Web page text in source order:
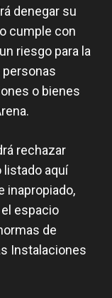
denegar su
cumple con
riesgo para la
personas
o bienes
rechazar
listado aquí
inapropiado,
espacio
de
Instalaciones